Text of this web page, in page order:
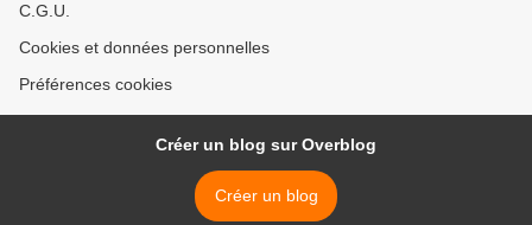
C.G.U.
Cookies et données personnelles
Préférences cookies
Créer un blog sur Overblog
Créer un blog